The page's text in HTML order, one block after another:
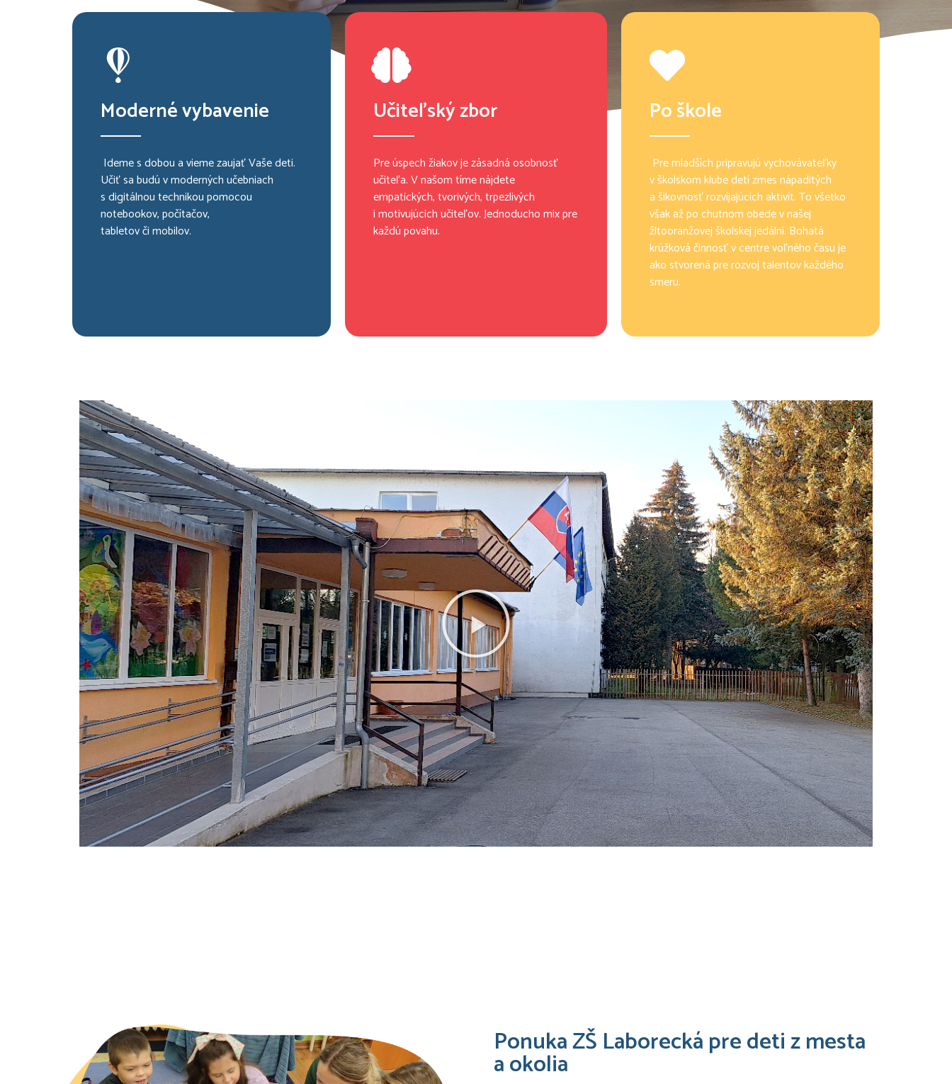
Moderné vybavenie
Ideme s dobou a vieme zaujať Vaše deti.
Učiť sa budú v moderných učebniach
s digitálnou technikou pomocou
notebookov, počítačov,
tabletov či mobilov.
Učiteľský zbor
Pre úspech žiakov je zásadná osobnosť
učiteľa. V našom tíme nájdete
empatických, tvorivých, trpezlivých
i motivujúcich učiteľov. Jednoducho mix pre
každú povahu.
Po škole
Pre mladších pripravujú vychovávateľky
v školskom klube detí zmes nápaditých
a šikovnosť rozvíjajúcich aktivít. To všetko
však až po chutnom obede v našej
žltooranžovej školskej jedálni. Bohatá
krúžková činnosť v centre voľného času je
ako stvorená pre rozvoj talentov každého
smeru.
Ponuka ZŠ Laborecká pre deti z mesta
a okolia